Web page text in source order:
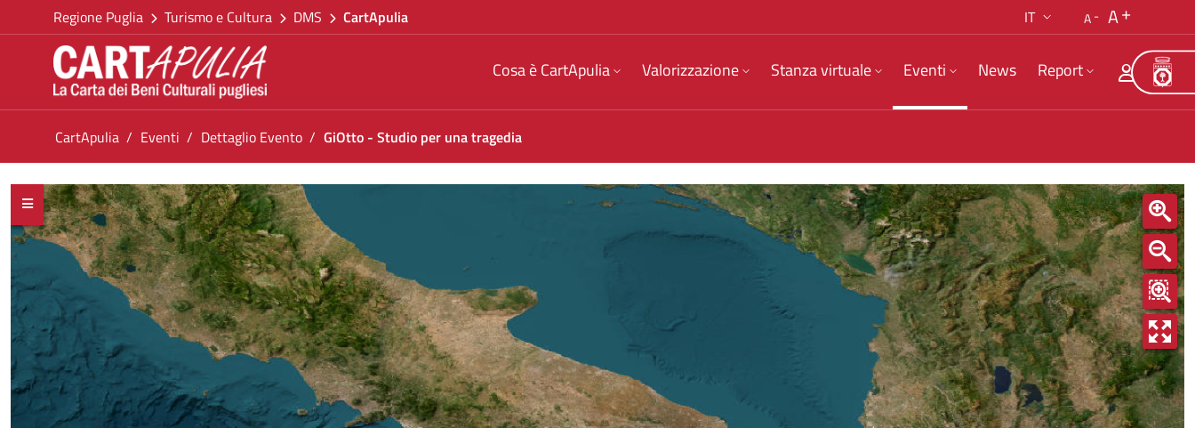
Salta al contenuto
Torna alla homepage
Vai al menu di navigazione
Vai ai contenuti
Vai al footer
Regione Puglia Turismo e Cultura DMS CartApulia IT A A
Cosa è CartApulia Valorizzazione Stanza virtuale Eventi News Report
Ti trovi in:
CartApulia Eventi Dettaglio Evento GiOtto - Studio per una tragedia
GiOtto - Studio per una tragedia